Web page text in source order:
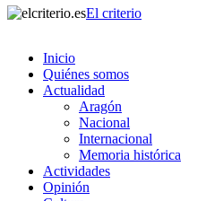
El criterio
Inicio
Quiénes somos
Actualidad
Aragón
Nacional
Internacional
Memoria histórica
Actividades
Opinión